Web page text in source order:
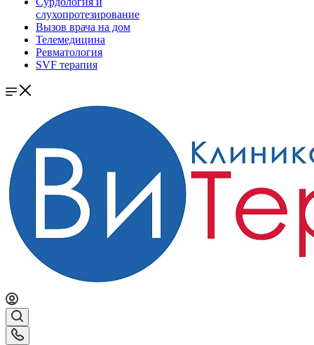
слухопротезирование
Вызов врача на дом
Телемедицина
Ревматология
SVF терапия